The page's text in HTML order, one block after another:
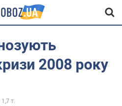
2008 року
1,7 т.